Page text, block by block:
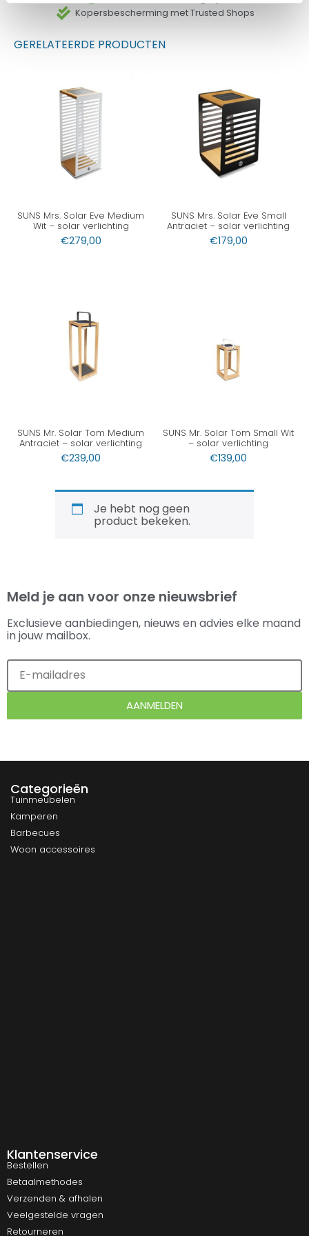
Kopersbescherming met Trusted Shops
GERELATEERDE PRODUCTEN
SUNS Mrs. Solar Eve Medium
Wit – solar verlichting
€279,00
SUNS Mrs. Solar Eve Small
Antraciet – solar verlichting
€179,00
SUNS Mr. Solar Tom Medium
Antraciet – solar verlichting
€239,00
SUNS Mr. Solar Tom Small Wit
– solar verlichting
€139,00
Je hebt nog geen
product bekeken.
Meld je aan voor onze nieuwsbrief
Exclusieve aanbiedingen, nieuws en advies elke maand
in jouw mailbox.
AANMELDEN
Categorieën
Tuinmeubelen
Kamperen
Barbecues
Woon accessoires
Klantenservice
Bestellen
Betaalmethodes
Verzenden & afhalen
Veelgestelde vragen
Retourneren